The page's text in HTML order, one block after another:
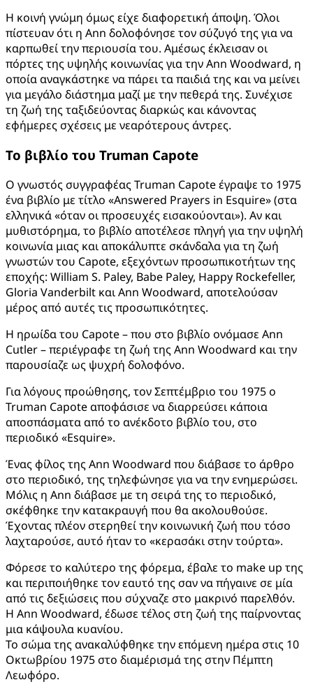
Η κοινή γνώμη όμως είχε διαφορετική άποψη. Όλοι
πίστευαν ότι η Ann δολοφόνησε τον σύζυγό της για να
καρπωθεί την περιουσία του. Αμέσως έκλεισαν οι
πόρτες της υψηλής κοινωνίας για την Ann Woodward, η
οποία αναγκάστηκε να πάρει τα παιδιά της και να μείνει
για μεγάλο διάστημα μαζί με την πεθερά της. Συνέχισε
τη ζωή της ταξιδεύοντας διαρκώς και κάνοντας
εφήμερες σχέσεις με νεαρότερους άντρες.
Το βιβλίο του Truman Capote
Ο γνωστός συγγραφέας Truman Capote έγραψε το 1975
ένα βιβλίο με τίτλο «Answered Prayers in Esquire» (στα
ελληνικά «όταν οι προσευχές εισακούονται»). Αν και
μυθιστόρημα, το βιβλίο αποτέλεσε πληγή για την υψηλή
κοινωνία μιας και αποκάλυπτε σκάνδαλα για τη ζωή
γνωστών του Capote, εξεχόντων προσωπικοτήτων της
εποχής: William S. Paley, Babe Paley, Happy Rockefeller,
Gloria Vanderbilt και Ann Woodward, αποτελούσαν
μέρος από αυτές τις προσωπικότητες.
Η ηρωίδα του Capote – που στο βιβλίο ονόμασε Ann
Cutler – περιέγραφε τη ζωή της Ann Woodward και την
παρουσίαζε ως ψυχρή δολοφόνο.
Για λόγους προώθησης, τον Σεπτέμβριο του 1975 ο
Truman Capote αποφάσισε να διαρρεύσει κάποια
αποσπάσματα από το ανέκδοτο βιβλίο του, στο
περιοδικό «Esquire».
Ένας φίλος της Ann Woodward που διάβασε το άρθρο
στο περιοδικό, της τηλεφώνησε για να την ενημερώσει.
Μόλις η Ann διάβασε με τη σειρά της το περιοδικό,
σκέφθηκε την κατακραυγή που θα ακολουθούσε.
Έχοντας πλέον στερηθεί την κοινωνική ζωή που τόσο
λαχταρούσε, αυτό ήταν το «κερασάκι στην τούρτα».
Φόρεσε το καλύτερο της φόρεμα, έβαλε το make up της
και περιποιήθηκε τον εαυτό της σαν να πήγαινε σε μία
από τις δεξιώσεις που σύχναζε στο μακρινό παρελθόν.
Η Ann Woodward, έδωσε τέλος στη ζωή της παίρνοντας
μια κάψουλα κυανίου.
Το σώμα της ανακαλύφθηκε την επόμενη ημέρα στις 10
Οκτωβρίου 1975 στο διαμέρισμά της στην Πέμπτη
Λεωφόρο.